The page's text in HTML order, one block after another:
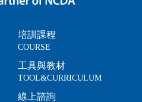
培訓課程
COURSE
工具與教材
TOOL&CURRICULUM
線上諮詢